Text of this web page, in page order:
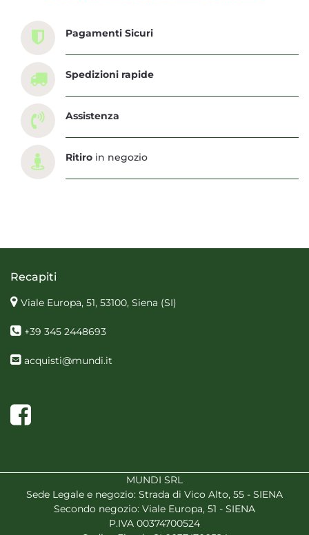
Pagamenti Sicuri
Spedizioni rapide
Assistenza
Ritiro in negozio
Recapiti
Viale Europa, 51, 53100, Siena (SI)
+39 345 2448693
acquisti@mundi.it
Facebook
MUNDI SRL
Sede Legale e negozio: Strada di Vico Alto, 55 - SIENA
Secondo negozio: Viale Europa, 51 - SIENA
P.IVA 00374700524